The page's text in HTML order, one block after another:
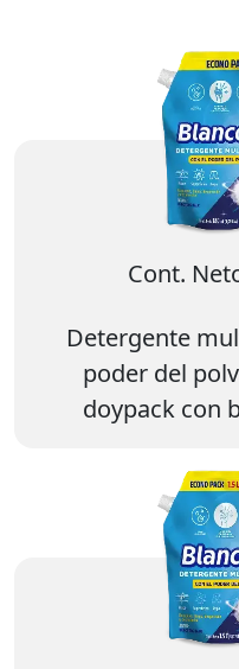
Cont.
Detergente
poder del
doypack con